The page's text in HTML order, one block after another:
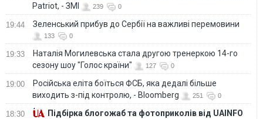
Patriot, - ЗМІ
239 0
19:44 Зеленський прибув до Сербії на важливі перемовини
133 0
19:33
Наталія Могилевська стала другою тренеркою 14-го
сезону шоу "Голос країни"
127 0
19:00
Російська еліта боїться ФСБ, яка дедалі більше
виходить з-під контролю, - Bloomberg
251 0
18:30
Підбірка блогожаб та фотоприколів від UAINFO